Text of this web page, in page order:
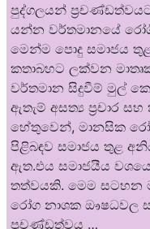
පුද්ගලයන්
යන්න වර්තමානයේ
මෙන්ම පොදු සමාජය
කතාබහට ලක්වන
වර්තමාන සිදුවීම් මුල්
ඇතැම් අසත්‍ය ප්‍රචාර
හේතුවෙන්, මානසික
පිළිබඳව සමාජය තුළ
ඇත.එය සමාජයීය
තත්වයකි. මෙම සටහන
රෝග නාශක ඖෂධවල
ප්‍රචණ්ඩත්වය …